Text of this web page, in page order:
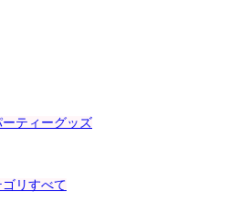
ティーグッズ
リすべて